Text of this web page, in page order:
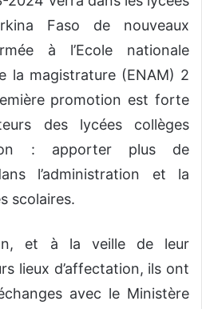
Faso de nouveaux
à l’Ecole nationale
la magistrature (ENAM) 2
promotion est forte
des lycées collèges
: apporter plus de
l’administration et la
scolaires.
et à la veille de leur
lieux d’affectation, ils ont
avec le Ministère